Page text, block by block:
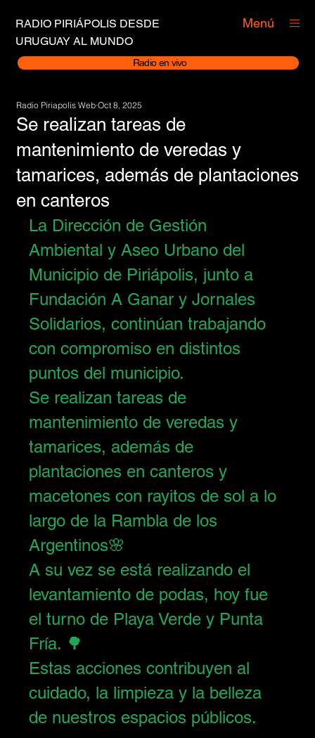
RADIO PIRIÁPOLIS DESDE
URUGUAY AL MUNDO
Radio en vivo
Menú
Se realizan tareas de
mantenimiento de veredas y
tamarices, además de plantaciones
en canteros
Radio Piriapolis Web Oct 8, 2025
La Dirección de Gestión
Ambiental y Aseo Urbano del
Municipio de Piriápolis, junto a
Fundación A Ganar y Jornales
Solidarios, continúan trabajando
con compromiso en distintos
puntos del municipio.
Se realizan tareas de
mantenimiento de veredas y
tamarices, además de
plantaciones en canteros y
macetones con rayitos de sol a lo
largo de la Rambla de los
Argentinos🌸
A su vez se está realizando el
levantamiento de podas, hoy fue
el turno de Playa Verde y Punta
Fría. 🌳
Estas acciones contribuyen al
cuidado, la limpieza y la belleza
de nuestros espacios públicos.